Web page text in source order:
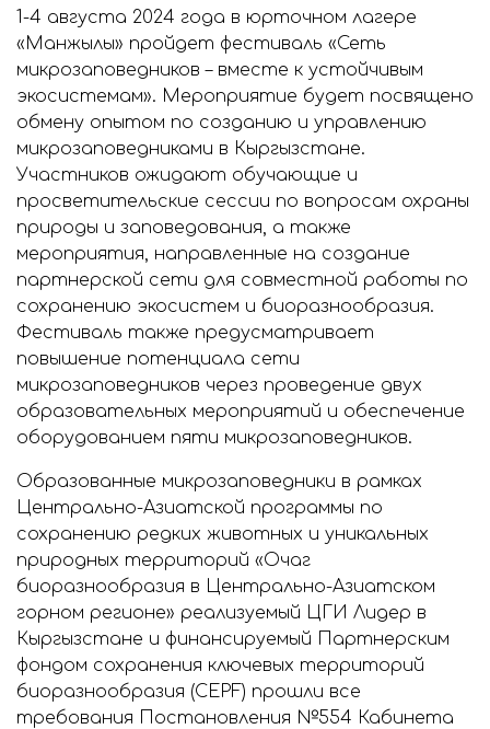
1-4 августа 2024 года в юрточном лагере
«Манжылы» пройдет фестиваль «Сеть
микрозаповедников – вместе к устойчивым
экосистемам». Мероприятие будет посвящено
обмену опытом по созданию и управлению
микрозаповедниками в Кыргызстане.
Участников ожидают обучающие и
просветительские сессии по вопросам охраны
природы и заповедования, а также
мероприятия, направленные на создание
партнерской сети для совместной работы по
сохранению экосистем и биоразнообразия.
Фестиваль также предусматривает
повышение потенциала сети
микрозаповедников через проведение двух
образовательных мероприятий и обеспечение
оборудованием пяти микрозаповедников.
Образованные микрозаповедники в рамках
Центрально-Азиатской программы по
сохранению редких животных и уникальных
природных территорий «Очаг
биоразнообразия в Центрально-Азиатском
горном регионе» реализуемый ЦГИ Лидер в
Кыргызстане и финансируемый Партнерским
фондом сохранения ключевых территорий
биоразнообразия (CEPF) прошли все
требования Постановления №554 Кабинета